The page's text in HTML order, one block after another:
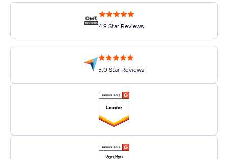
4.9 Star Reviews
5.0 Star Reviews